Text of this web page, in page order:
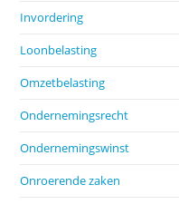
Invordering
Loonbelasting
Omzetbelasting
Ondernemingsrecht
Ondernemingswinst
Onroerende zaken